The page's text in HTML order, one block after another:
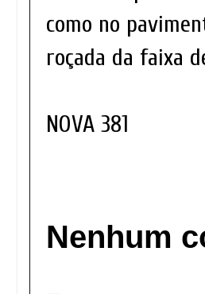
como no
roçada da faixa
NOVA 381
Nenhum